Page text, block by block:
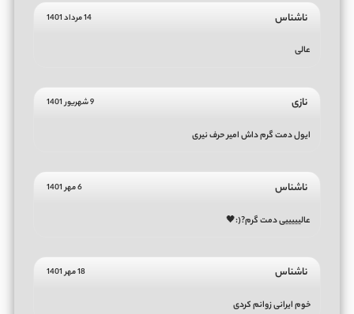
ناشناس 14 مرداد 1401
عالی
نازی 9 شهریور 1401
ایول دمت گرم داش امیر حرف نیری
ناشناس 6 مهر 1401
عالیییییی دمت گرم?(:🖤
ناشناس 18 مهر 1401
خوم ایرانی زوانم کردی